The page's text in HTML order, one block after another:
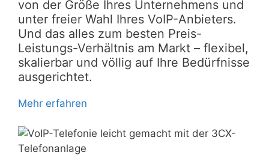
von der Größe Ihres Unternehmens und
unter freier Wahl Ihres VoIP-Anbieters.
Und das alles zum besten Preis-
Leistungs-Verhältnis am Markt – flexibel,
skalierbar und völlig auf Ihre Bedürfnisse
ausgerichtet.
Mehr erfahren